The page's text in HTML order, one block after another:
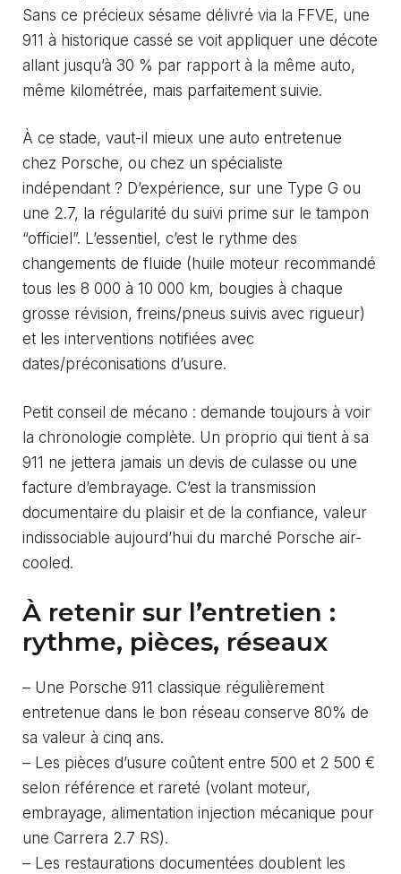
Sans ce précieux sésame délivré via la FFVE, une
911 à historique cassé se voit appliquer une décote
allant jusqu’à 30 % par rapport à la même auto,
même kilométrée, mais parfaitement suivie.
À ce stade, vaut-il mieux une auto entretenue
chez Porsche, ou chez un spécialiste
indépendant ? D’expérience, sur une Type G ou
une 2.7, la régularité du suivi prime sur le tampon
“officiel”. L’essentiel, c’est le rythme des
changements de fluide (huile moteur recommandé
tous les 8 000 à 10 000 km, bougies à chaque
grosse révision, freins/pneus suivis avec rigueur)
et les interventions notifiées avec
dates/préconisations d’usure.
Petit conseil de mécano : demande toujours à voir
la chronologie complète. Un proprio qui tient à sa
911 ne jettera jamais un devis de culasse ou une
facture d’embrayage. C’est la transmission
documentaire du plaisir et de la confiance, valeur
indissociable aujourd’hui du marché Porsche air-
cooled.
À retenir sur l’entretien :
rythme, pièces, réseaux
– Une Porsche 911 classique régulièrement
entretenue dans le bon réseau conserve 80% de
sa valeur à cinq ans.
– Les pièces d’usure coûtent entre 500 et 2 500 €
selon référence et rareté (volant moteur,
embrayage, alimentation injection mécanique pour
une Carrera 2.7 RS).
– Les restaurations documentées doublent les